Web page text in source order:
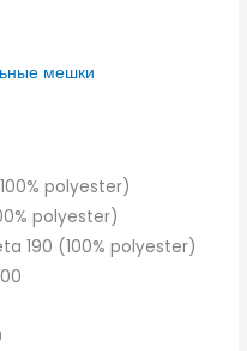
мешки
polyester)
polyester)
190 (100% polyester)